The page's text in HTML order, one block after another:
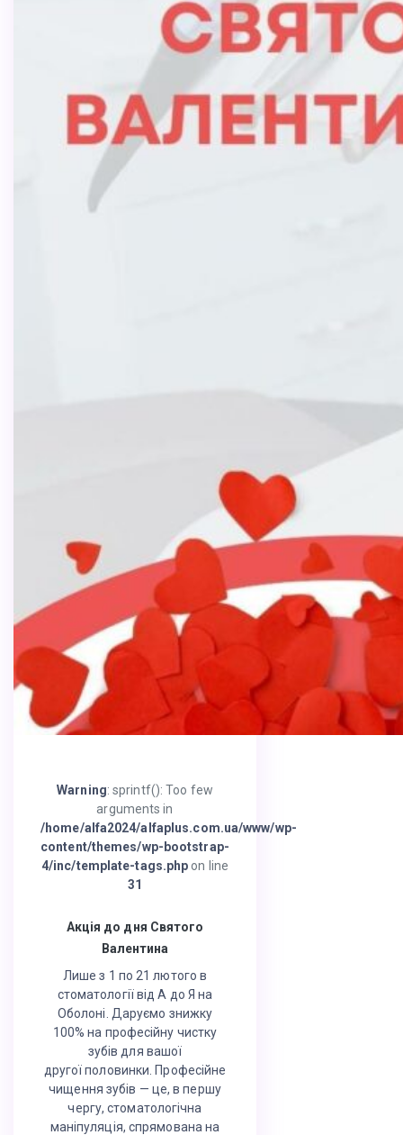
Warning: sprintf(): Too few
arguments in
/home/alfa2024/alfaplus.com.ua/www/wp-
content/themes/wp-bootstrap-
4/inc/template-tags.php on line
31
Акція до дня Святого
Валентина
Лише з 1 по 21 лютого в
стоматології від А до Я на
Оболоні. Даруємо знижку
100% на професійну чистку
зубів для вашої
другої половинки. Професійне
чищення зубів — це, в першу
чергу, стоматологічна
маніпуляція, спрямована на